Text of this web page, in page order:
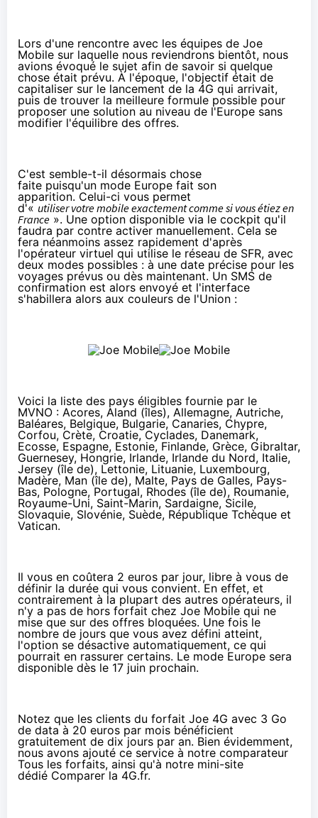
Lors d'une rencontre avec les équipes de Joe
Mobile sur laquelle nous reviendrons bientôt, nous
avions évoqué le sujet afin de savoir si quelque
chose était prévu. À l'époque, l'objectif était de
capitaliser sur le lancement de la 4G qui arrivait,
puis de trouver la meilleure formule possible pour
proposer une solution au niveau de l'Europe sans
modifier l'équilibre des offres.
C'est semble-t-il désormais chose
faite puisqu'un mode Europe fait son
apparition. Celui-ci vous permet
d'« utiliser votre mobile exactement comme si vous étiez en
France ». Une option disponible via le cockpit qu'il
faudra par contre activer manuellement. Cela se
fera néanmoins assez rapidement d'après
l'opérateur virtuel qui utilise le réseau de SFR, avec
deux modes possibles : à une date précise pour les
voyages prévus ou dès maintenant. Un SMS de
confirmation est alors envoyé et l'interface
s'habillera alors aux couleurs de l'Union :
Voici la liste des pays éligibles fournie par le
MVNO : Acores, Aland (îles), Allemagne, Autriche,
Baléares, Belgique, Bulgarie, Canaries, Chypre,
Corfou, Crète, Croatie, Cyclades, Danemark,
Ecosse, Espagne, Estonie, Finlande, Grèce, Gibraltar,
Guernesey, Hongrie, Irlande, Irlande du Nord, Italie,
Jersey (île de), Lettonie, Lituanie, Luxembourg,
Madère, Man (île de), Malte, Pays de Galles, Pays-
Bas, Pologne, Portugal, Rhodes (île de), Roumanie,
Royaume-Uni, Saint-Marin, Sardaigne, Sicile,
Slovaquie, Slovénie, Suède, République Tchèque et
Vatican.
Il vous en coûtera 2 euros par jour, libre à vous de
définir la durée qui vous convient. En effet, et
contrairement à la plupart des autres opérateurs, il
n'y a pas de hors forfait chez Joe Mobile qui ne
mise que sur des offres bloquées. Une fois le
nombre de jours que vous avez défini atteint,
l'option se désactive automatiquement, ce qui
pourrait en rassurer certains. Le mode Europe sera
disponible dès le 17 juin prochain.
Notez que les clients du forfait Joe 4G avec 3 Go
de data à 20 euros par mois bénéficient
gratuitement de dix jours par an. Bien évidemment,
nous avons ajouté ce service à notre comparateur
Tous les forfaits, ainsi qu'à notre mini-site
dédié Comparer la 4G.fr.